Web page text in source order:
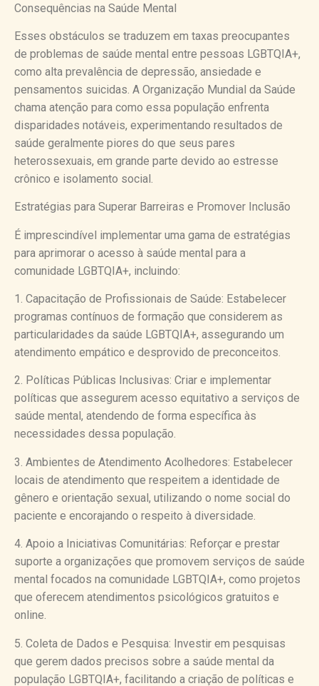
Consequências na Saúde Mental
Esses obstáculos se traduzem em taxas preocupantes
de problemas de saúde mental entre pessoas LGBTQIA+,
como alta prevalência de depressão, ansiedade e
pensamentos suicidas. A Organização Mundial da Saúde
chama atenção para como essa população enfrenta
disparidades notáveis, experimentando resultados de
saúde geralmente piores do que seus pares
heterossexuais, em grande parte devido ao estresse
crônico e isolamento social.
Estratégias para Superar Barreiras e Promover Inclusão
É imprescindível implementar uma gama de estratégias
para aprimorar o acesso à saúde mental para a
comunidade LGBTQIA+, incluindo:
1. Capacitação de Profissionais de Saúde: Estabelecer
programas contínuos de formação que considerem as
particularidades da saúde LGBTQIA+, assegurando um
atendimento empático e desprovido de preconceitos.
2. Políticas Públicas Inclusivas: Criar e implementar
políticas que assegurem acesso equitativo a serviços de
saúde mental, atendendo de forma específica às
necessidades dessa população.
3. Ambientes de Atendimento Acolhedores: Estabelecer
locais de atendimento que respeitem a identidade de
gênero e orientação sexual, utilizando o nome social do
paciente e encorajando o respeito à diversidade.
4. Apoio a Iniciativas Comunitárias: Reforçar e prestar
suporte a organizações que promovem serviços de saúde
mental focados na comunidade LGBTQIA+, como projetos
que oferecem atendimentos psicológicos gratuitos e
online.
5. Coleta de Dados e Pesquisa: Investir em pesquisas
que gerem dados precisos sobre a saúde mental da
população LGBTQIA+, facilitando a criação de políticas e